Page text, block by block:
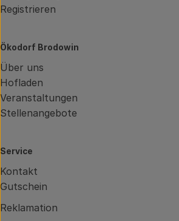
Registrieren
Ökodorf Brodowin
Über uns
Hofladen
Veranstaltungen
Stellenangebote
Service
Kontakt
Gutschein
Reklamation